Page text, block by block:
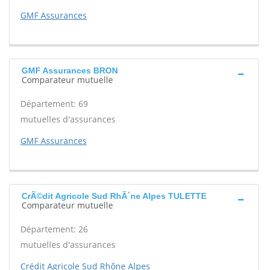
GMF Assurances
GMF Assurances BRON
Comparateur mutuelle
Département: 69
mutuelles d'assurances
GMF Assurances
CrÃ©dit Agricole Sud RhÃ´ne Alpes TULETTE
Comparateur mutuelle
Département: 26
mutuelles d'assurances
Crédit Agricole Sud Rhône Alpes